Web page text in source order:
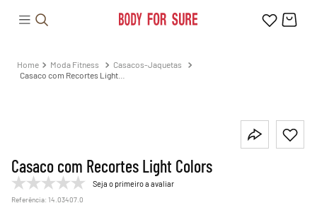
Moda Fitness
Casacos-Jaquetas
Casaco com Recortes Light
Casaco com Recortes Light Colors
Seja o primeiro a avaliar
Referência: 14.03407.0